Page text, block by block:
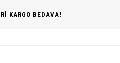
KARGO BEDAVA!